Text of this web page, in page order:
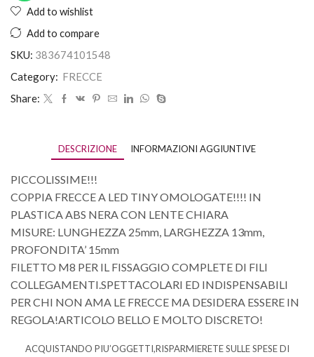
Add to wishlist
Add to compare
SKU: 383674101548
Category: FRECCE
Share:
DESCRIZIONE INFORMAZIONI AGGIUNTIVE
PICCOLISSIME!!!
COPPIA FRECCE A LED TINY OMOLOGATE!!!! IN
PLASTICA ABS NERA CON LENTE CHIARA
MISURE: LUNGHEZZA 25mm, LARGHEZZA 13mm,
PROFONDITA’ 15mm
FILETTO M8 PER IL FISSAGGIO COMPLETE DI FILI
COLLEGAMENTI.SPETTACOLARI ED INDISPENSABILI
PER CHI NON AMA LE FRECCE MA DESIDERA ESSERE IN
REGOLA!ARTICOLO BELLO E MOLTO DISCRETO!
ACQUISTANDO PIU’OGGETTI,RISPARMIERETE SULLE SPESE DI